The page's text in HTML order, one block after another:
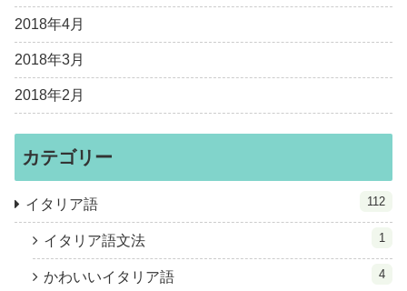
2018年4月
2018年3月
2018年2月
カテゴリー
イタリア語 112
イタリア語文法 1
かわいいイタリア語 4